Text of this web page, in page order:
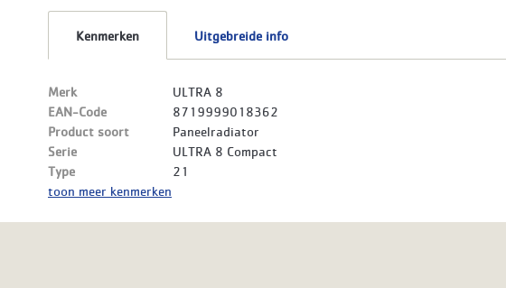
Kenmerken Uitgebreide info
Merk
ULTRA 8
EAN-Code
8719999018362
Product soort
Paneelradiator
Serie
ULTRA 8 Compact
Type
21
toon meer kenmerken